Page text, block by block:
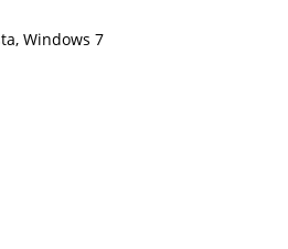
Windows 7